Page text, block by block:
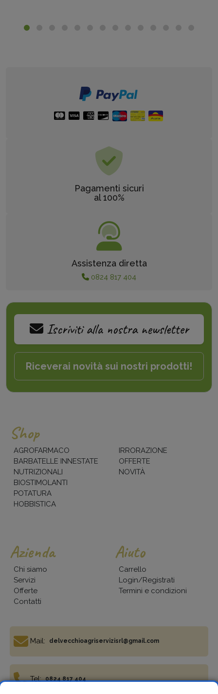
Pagamenti sicuri
al 100%
Assistenza diretta
0824 817 404
Iscriviti alla nostra newsletter
Riceverai novità sui nostri prodotti!
Shop
AGROFARMACO
BARBATELLE INNESTATE
NUTRIZIONALI
BIOSTIMOLANTI
POTATURA
HOBBISTICA
IRRORAZIONE
OFFERTE
NOVITÀ
Azienda
Chi siamo
Servizi
Offerte
Contatti
Aiuto
Carrello
Login/Registrati
Termini e condizioni
Mail: delvecchioagriservizisrl@gmail.com
Tel: 0824 817 404